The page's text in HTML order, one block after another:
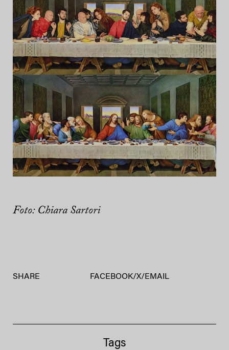
Foto: Chiara Sartori
SHARE FACEBOOK/X/ EMAIL
Tags